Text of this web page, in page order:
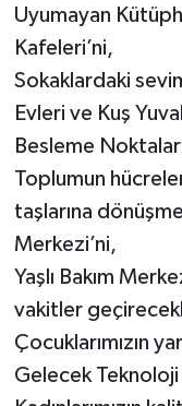
Uyumayan
Kafeleri’ni,
Sokaklardaki
Evleri ve Kuş
Besleme
Toplumun
taşlarına
Merkezi’ni,
Yaşlı Bakım
vakitler
Çocuklarımızın
Gelecek Teknoloji